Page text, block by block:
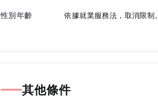
性別年齡 依據就業服務法，取消限制。
其他條件